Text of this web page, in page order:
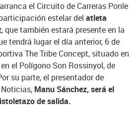
el Circuito de Carreras Ponle
estelar del atleta
, que también estará presente en la
tendrá lugar el día anterior, 6 de
The Tribe Concept, situado en
el Polígono Son Rossinyol, de
su parte, el presentador de
Manu Sánchez, será el
de salida.